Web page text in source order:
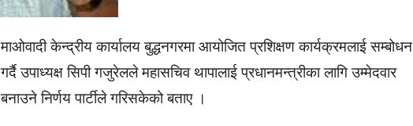
माओवादी केन्द्रीय कार्यालय बुद्धनगरमा आयोजित प्रशिक्षण कार्यक्रमलाई सम्बोधन
गर्दै उपाध्यक्ष सिपी गजुरेलले महासचिव थापालाई प्रधानमन्त्रीका लागि उम्मेदवार
बनाउने निर्णय पार्टीले गरिसकेको बताए ।